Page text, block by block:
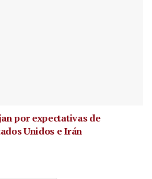
por expectativas de
Unidos e Irán